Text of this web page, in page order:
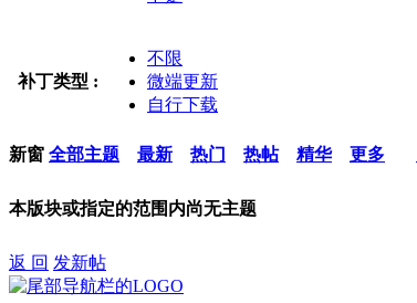
补丁类型 :
不限
微端更新
自行下载
新窗 全部主题 最新 热门 热帖 精华 更多
本版块或指定的范围内尚无主题
返 回 发新帖